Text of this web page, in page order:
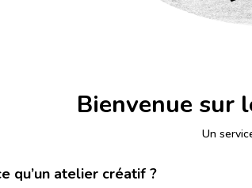
Bienvenue sur
Un
qu’un atelier créatif ?